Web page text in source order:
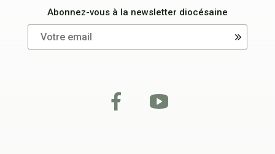
Abonnez-vous à la newsletter diocésaine